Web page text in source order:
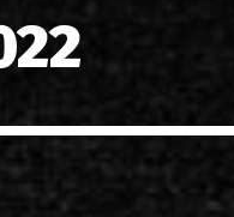
04 Λυκαβηττός
10 Άγιος Κοσμάς
21 Μαλακάσα
Συνεντεύξεις